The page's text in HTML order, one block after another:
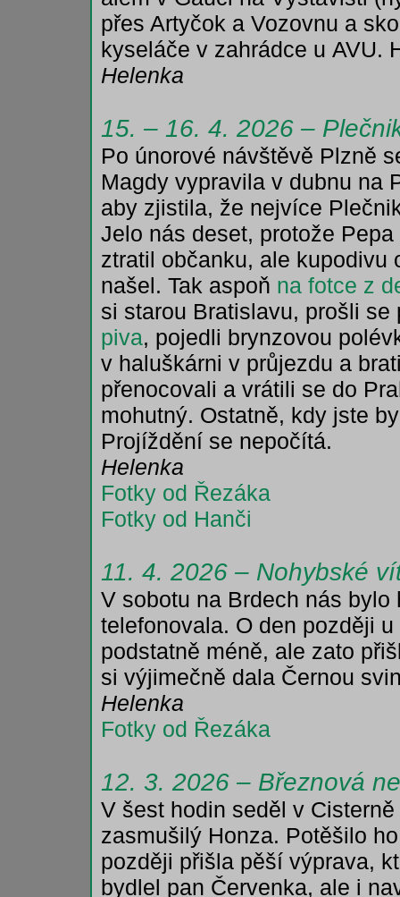
přes Artyčok a Vozovnu a
kyseláče v zahrádce u AVU.
Helenka
15. – 16. 4. 2026 –
Po únorové návštěvě Plzně
Magdy vypravila v dubnu na
aby zjistila, že nejvíce
Jelo nás deset, protože
ztratil občanku, ale kupodivu
našel. Tak aspoň na fotce z
si starou Bratislavu, prošli
piva, pojedli brynzovou
v haluškárni v průjezdu a
přenocovali a vrátili se do
mohutný. Ostatně, kdy jste
Projíždění se nepočítá.
Helenka
Fotky od Řezáka
Fotky od Hanči
11. 4. 2026 – Nohybské
V sobotu na Brdech nás bylo
telefonovala. O den později
podstatně méně, ale zato
si výjimečně dala Černou
Helenka
Fotky od Řezáka
12. 3. 2026 – Březnová
V šest hodin seděl v
zasmušilý Honza. Potěšilo
později přišla pěší výprava,
bydlel pan Červenka, ale i